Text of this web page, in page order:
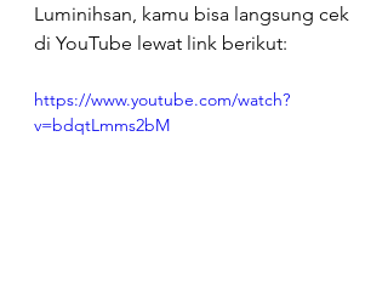
Luminihsan, kamu bisa langsung cek
di YouTube lewat link berikut:
https://www.youtube.com/watch?
v=bdqtLmms2bM